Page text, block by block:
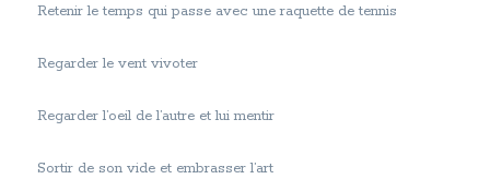
Retenir le temps qui passe avec une raquette de tennis
Regarder le vent vivoter
Regarder l’oeil de l’autre et lui mentir
Sortir de son vide et embrasser l’art